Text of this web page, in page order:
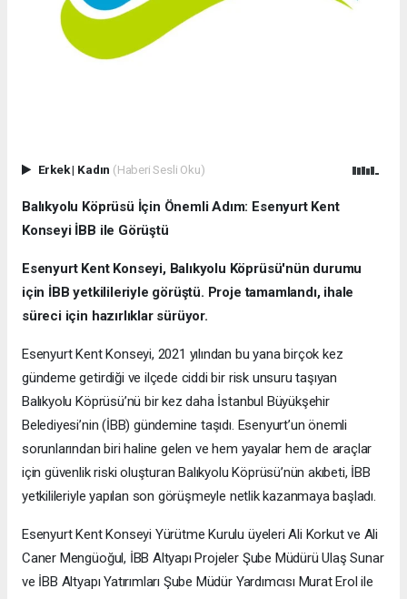
Erkek| Kadın (Haberi Sesli Oku)
Balıkyolu Köprüsü İçin Önemli Adım: Esenyurt Kent
Konseyi İBB ile Görüştü
Esenyurt Kent Konseyi, Balıkyolu Köprüsü'nün durumu
için İBB yetkilileriyle görüştü. Proje tamamlandı, ihale
süreci için hazırlıklar sürüyor.
Esenyurt Kent Konseyi, 2021 yılından bu yana birçok kez
gündeme getirdiği ve ilçede ciddi bir risk unsuru taşıyan
Balıkyolu Köprüsü’nü bir kez daha İstanbul Büyükşehir
Belediyesi’nin (İBB) gündemine taşıdı. Esenyurt’un önemli
sorunlarından biri haline gelen ve hem yayalar hem de araçlar
için güvenlik riski oluşturan Balıkyolu Köprüsü’nün akıbeti, İBB
yetkilileriyle yapılan son görüşmeyle netlik kazanmaya başladı.
Esenyurt Kent Konseyi Yürütme Kurulu üyeleri Ali Korkut ve Ali
Caner Mengüoğul, İBB Altyapı Projeler Şube Müdürü Ulaş Sunar
ve İBB Altyapı Yatırımları Şube Müdür Yardımcısı Murat Erol ile